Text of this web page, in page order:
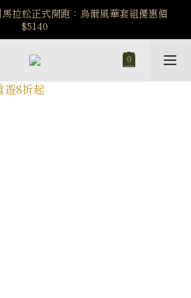
拉松正式開跑：烏爾風華套組優惠價
$5140
拉松正式開跑：烏爾風華套組優惠價
$5140
｜獅子座時區 項鍊 X 戒指 X 手鍊 享福
利
金，立即註冊，踏上飾品的奇幻之旅